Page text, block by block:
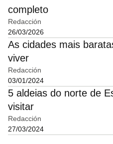
completo
Redacción
26/03/2026
As cidades mais
viver
Redacción
03/01/2024
5 aldeias do norte de
visitar
Redacción
27/03/2024